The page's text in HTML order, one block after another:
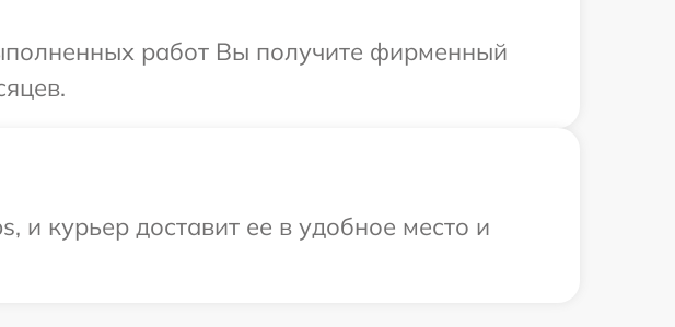
работ Вы получите фирменный
курьер доставит ее в удобное место и